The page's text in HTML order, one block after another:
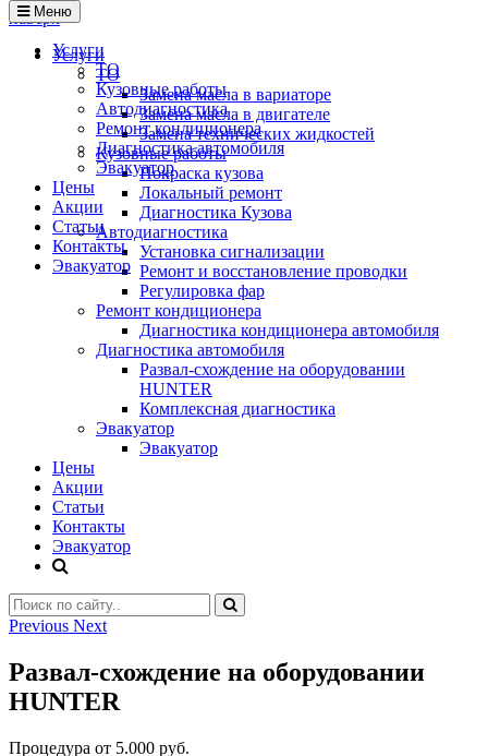
наверх
Меню
Услуги
ТО
Кузовные работы
Автодиагностика
Ремонт кондиционера
Диагностика автомобиля
Эвакуатор
Цены
Акции
Статьи
Контакты
Эвакуатор
Услуги
ТО
Замена масла в вариаторе
Замена масла в двигателе
Замена технических жидкостей
Кузовные работы
Покраска кузова
Локальный ремонт
Диагностика Кузова
Автодиагностика
Установка сигнализации
Ремонт и восстановление проводки
Регулировка фар
Ремонт кондиционера
Диагностика кондиционера автомобиля
Диагностика автомобиля
Развал-схождение на оборудовании
HUNTER
Комплексная диагностика
Эвакуатор
Эвакуатор
Цены
Акции
Статьи
Контакты
Эвакуатор
Previous Next
Развал-схождение на оборудовании
HUNTER
Процедура от 5.000 руб.